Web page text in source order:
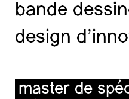
bande
design
master de